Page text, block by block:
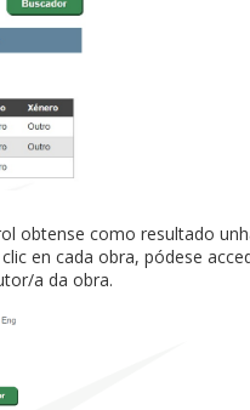
obtense como resultado
en cada obra, pódese
a da obra.